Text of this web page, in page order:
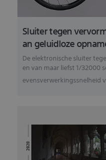
Sluiter tegen
an geluidloze
De elektronische sluiter
en van maar liefst 1/32000
evensverwerkingssnelheid